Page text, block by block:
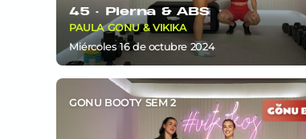
45 · Pierna & ABS
PAULA GONU & VIKIKA
miércoles 16deoctubre 2024
GONU BOOTY SEM 2